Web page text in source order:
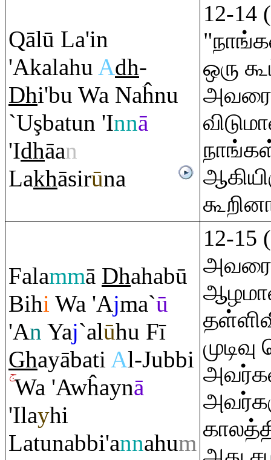
Qālū La'in
'Akalahu Adh-
Dhi'bu Wa Naĥnu
`Uşbatun 'Innā
'Idhāan
Lakhāsirūna
12-
ஒரு
அவரை
Falammā Dhahabū
Bihi Wa 'Ajma`ū
'An Yaj`alūhu Fī
Ghayābati Al-Jubbi
Wa 'Awĥaynā
'Ilayhi
Latunabbi'annahum
12-
அவரை